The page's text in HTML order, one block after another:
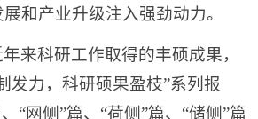
和产业升级注入强劲动力。
来科研工作取得的丰硕成果，
发力，科研硕果盈枝”系列报
“网侧”篇、“荷侧”篇、“储侧”篇